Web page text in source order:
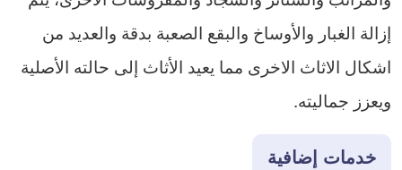
إزالة الغبار والأوساخ والبقع الصعبة بدقة والعديد من
اشكال الاثاث الاخرى مما يعيد الأثاث إلى حالته الأصلية
ويعزز جماليته.
خدمات إضافية